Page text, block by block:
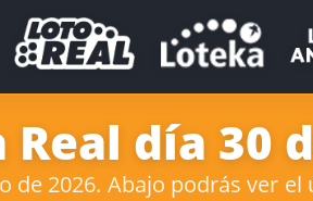
día 30
de 2026. Abajo podrás ver